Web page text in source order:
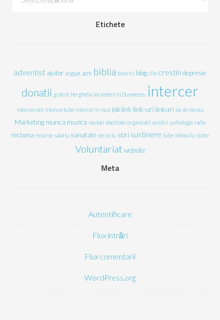
Etichete
adventist ajutor angajat azs biblia biserici blog clip crestin depresie
donatii gratuit herghelia incredere in Dumnezeu intercer
intercer.net intercertube intercer tv Isus job link link-uri linkuri loc de munca
Marketing munca muzica noutati obezitate organizatii predici psihologie radio
reclama resurse salariu sanatate serviciu stiri sustinere tube videoclip vizite
Voluntariat website
Meta
Autentificare
Flux intrări
Flux comentarii
WordPress.org